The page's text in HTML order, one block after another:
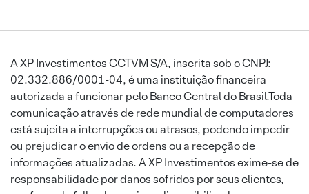
A XP Investimentos CCTVM S/A, inscrita sob o CNPJ:
02.332.886/0001-04, é uma instituição financeira
autorizada a funcionar pelo Banco Central do Brasil.Toda
comunicação através de rede mundial de computadores
está sujeita a interrupções ou atrasos, podendo impedir
ou prejudicar o envio de ordens ou a recepção de
informações atualizadas. A XP Investimentos exime-se de
responsabilidade por danos sofridos por seus clientes,